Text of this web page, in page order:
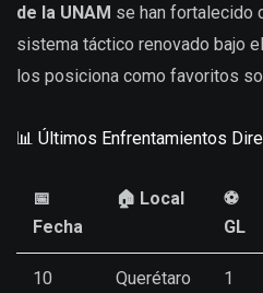
de la UNAM se han fortalecido
sistema táctico renovado bajo
los posiciona como favoritos
📊 Últimos Enfrentamientos
📅
Fecha
🏠 Local
⚽
GL
10
Querétaro
1